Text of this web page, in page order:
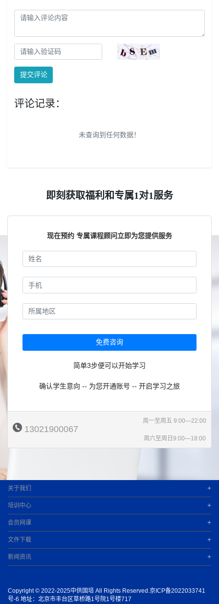
提交评论
评论记录：
未查询到任何数据！
即刻获取福利和专属1对1服务
现在预约 专属课程顾问立即为您提供服务
免费咨询
简单3步便可以开始学习
确认学生意向 -- 为您开通账号 -- 开启学习之旅
13021900067
周一至周五 9:00—22:00
周六至周日9:00—18:00
关于我们 +
培训中心 +
会员网课 +
文件下载 +
新闻资讯 +
Copyright © 2022-2025中供国培 All Rights Reserved.京ICP备2022033741
号-6 地址：北京市丰台区草桥路1号院1号楼717